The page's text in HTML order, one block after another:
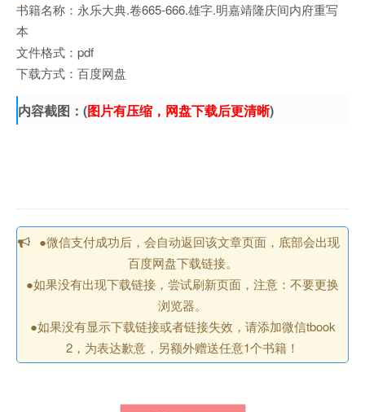
书籍名称：永乐大典.卷665-666.雄字.明嘉靖隆庆间内府重写
本
文件格式：pdf
下载方式：百度网盘
内容截图：(图片有压缩，网盘下载后更清晰)
●微信支付成功后，会自动返回该文章页面，底部会出现
百度网盘下载链接。
●如果没有出现下载链接，尝试刷新页面，注意：不要更换
浏览器。
●如果没有显示下载链接或者链接失效，请添加微信tbook
2，为表达歉意，另额外赠送任意1个书籍！